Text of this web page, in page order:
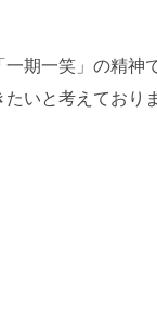
期一笑」の精神
いと考えており